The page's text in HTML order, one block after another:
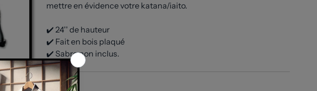
mettre en évidence votre katana/iaito.
✔️ 24'' de hauteur
✔️ Fait en bois plaqué
✔️ Sabre non inclus.